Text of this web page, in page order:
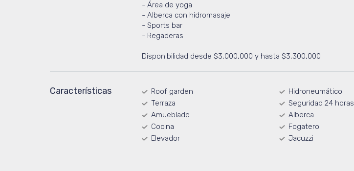
- Área de yoga
- Alberca con hidromasaje
- Sports bar
- Regaderas
Disponibilidad desde $3,000,000 y hasta $3,300,000
Características
Roof garden
Terraza
Amueblado
Cocina
Elevador
Hidroneumático
Seguridad 24 horas
Alberca
Fogatero
Jacuzzi